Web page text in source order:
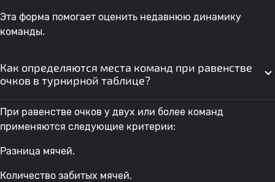
Эта форма помогает оценить недавнюю динамику
команды.
Как определяются места команд при равенстве
очков в турнирной таблице?
При равенстве очков у двух или более команд
применяются следующие критерии:
Разница мячей.
Количество забитых мячей.